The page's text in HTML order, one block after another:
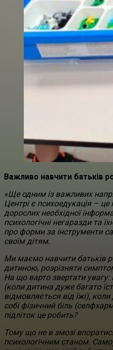
Важливо навчити батьків
«Ще одним із важливих
Центрі є психоедукація –
дорослих необхідної
психологічні негаразди та
про форми за інструменти
своїм дітям.
Ми маємо навчити батьків
дитиною, розрізняти
На що варто звертати увагу:
(коли дитина дуже багато
відмовляється від їжі),
собі фізичний біль
підліток це робить?
Тому що не в змозі
психологічним станом.